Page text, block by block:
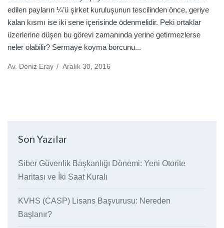
edilen payların ¼’ü şirket kuruluşunun tescilinden önce, geriye
kalan kısmı ise iki sene içerisinde ödenmelidir. Peki ortaklar
üzerlerine düşen bu görevi zamanında yerine getirmezlerse
neler olabilir? Sermaye koyma borcunu...
Av. Deniz Eray / Aralık 30, 2016
Son Yazılar
Siber Güvenlik Başkanlığı Dönemi: Yeni Otorite
Haritası ve İki Saat Kuralı
KVHS (CASP) Lisans Başvurusu: Nereden
Başlanır?